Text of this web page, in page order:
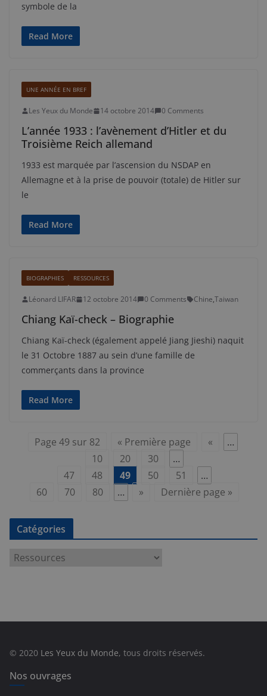
symbole de la
Read More
UNE ANNÉE EN BREF
Les Yeux du Monde 14 octobre 2014 0 Comments
L’année 1933 : l’avènement d’Hitler et du
Troisième Reich allemand
1933 est marquée par l’ascension du NSDAP en
Allemagne et à la prise de pouvoir (totale) de Hitler sur
le
Read More
BIOGRAPHIES RESSOURCES
Léonard LIFAR 12 octobre 2014 0 Comments Chine,Taiwan
Chiang Kaï-check – Biographie
Chiang Kaï-check (également appelé Jiang Jieshi) naquit
le 31 Octobre 1887 au sein d’une famille de
commerçants dans la province
Read More
Page 49 sur 82 « Première page «
…
10
20 30
…
47
48 49 50 51
…
60
70 80 … » Dernière page »
Catégories
e
s
© 2020 Les Yeux du Monde, tous droits réservés.
Nos ouvrages